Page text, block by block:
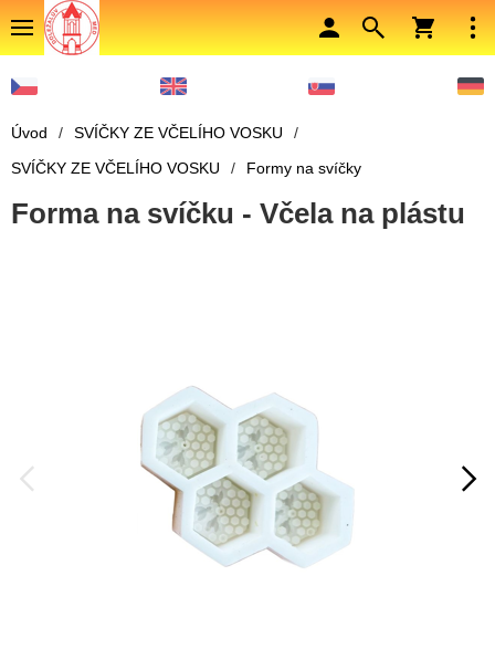
Úvod / SVÍČKY ZE VČELÍHO VOSKU
/
SVÍČKY ZE VČELÍHO VOSKU
/ Formy na svíčky
Forma na svíčku - Včela na plástu